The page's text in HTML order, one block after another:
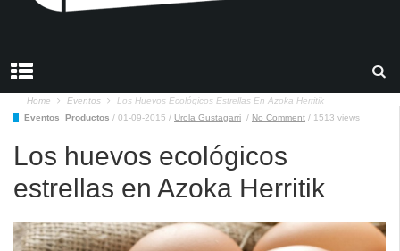
Home Eventos
Los Huevos Ecológicos Estrellas En Azoka Herritik
Eventos
Productos / 01-09-2015 / Urola Gustagarri / No Comment / 1513 views
Los huevos ecológicos
estrellas en Azoka Herritik